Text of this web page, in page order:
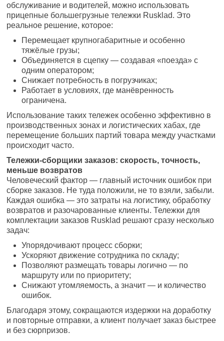
обслуживание и водителей, можно использовать
прицепные большегрузные тележки Rusklad. Это
реальное решение, которое:
Перемещает крупногабаритные и особенно
тяжёлые грузы;
Объединяется в сцепку — создавая «поезда» с
одним оператором;
Снижает потребность в погрузчиках;
Работает в условиях, где манёвренность
ограничена.
Использование таких тележек особенно эффективно в
производственных зонах и логистических хабах, где
перемещение больших партий товара между участками
происходит часто.
Тележки-сборщики заказов: скорость, точность,
меньше возвратов
Человеческий фактор — главный источник ошибок при
сборке заказов. Не туда положили, не то взяли, забыли.
Каждая ошибка — это затраты на логистику, обработку
возвратов и разочарованные клиенты. Тележки для
комплектации заказов Rusklad решают сразу несколько
задач:
Упорядочивают процесс сборки;
Ускоряют движение сотрудника по складу;
Позволяют размещать товары логично — по
маршруту или по приоритету;
Снижают утомляемость, а значит — и количество
ошибок.
Благодаря этому, сокращаются издержки на доработку
и повторные отправки, а клиент получает заказ быстрее
и без сюрпризов.